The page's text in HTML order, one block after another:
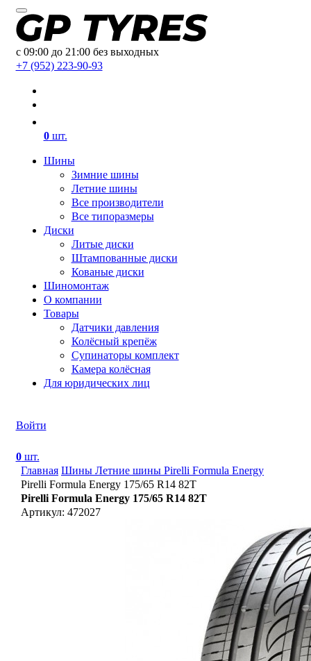
с 09:00 до 21:00 без выходных
+7 (952) 223-90-93
0шт.
Шины
Зимние шины
Летние шины
Все производители
Все типоразмеры
Диски
Литые диски
Штампованные диски
Кованые диски
Шиномонтаж
О компании
Товары
Датчики давления
Колёсный крепёж
Супинаторы комплект
Камера колёсная
Для юридических лиц
Войти
0шт.
Главная Шины Летние шины Pirelli Formula Energy
Pirelli Formula Energy 175/65 R14 82T
Pirelli Formula Energy 175/65 R14 82T
Артикул: 472027